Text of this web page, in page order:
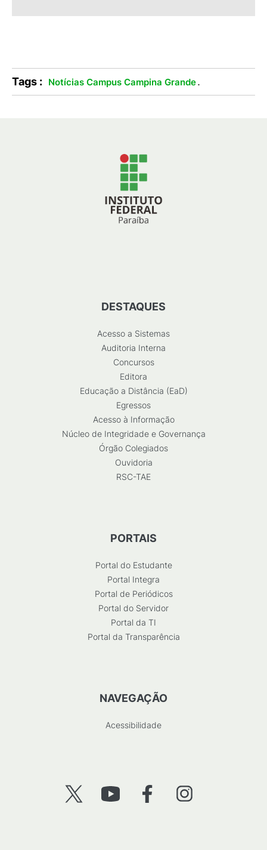
Tags : Notícias Campus Campina Grande.
DESTAQUES
Acesso a Sistemas
Auditoria Interna
Concursos
Editora
Educação a Distância (EaD)
Egressos
Acesso à Informação
Núcleo de Integridade e Governança
Órgão Colegiados
Ouvidoria
RSC-TAE
PORTAIS
Portal do Estudante
Portal Integra
Portal de Periódicos
Portal do Servidor
Portal da TI
Portal da Transparência
NAVEGAÇÃO
Acessibilidade